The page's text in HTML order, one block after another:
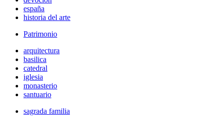
españa
historia del arte
Patrimonio
arquitectura
basilica
catedral
iglesia
monasterio
santuario
sagrada familia